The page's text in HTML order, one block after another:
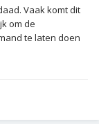
Vaak komt dit
om de
te laten doen